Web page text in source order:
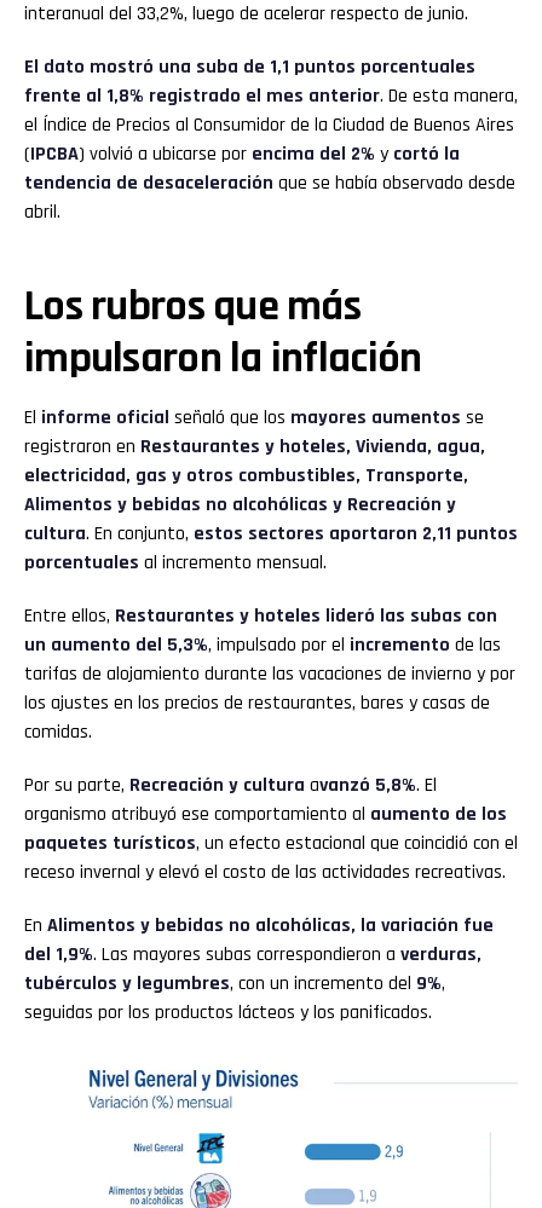
interanual del 33,2%, luego de acelerar respecto de junio.
El dato mostró una suba de 1,1 puntos porcentuales
frente al 1,8% registrado el mes anterior. De esta manera,
el Índice de Precios al Consumidor de la Ciudad de Buenos Aires
(IPCBA) volvió a ubicarse por encima del 2% y cortó la
tendencia de desaceleración que se había observado desde
abril.
Los rubros que más
impulsaron la inflación
El informe oficial señaló que los mayores aumentos se
registraron en Restaurantes y hoteles, Vivienda, agua,
electricidad, gas y otros combustibles, Transporte,
Alimentos y bebidas no alcohólicas y Recreación y
cultura. En conjunto, estos sectores aportaron 2,11 puntos
porcentuales al incremento mensual.
Entre ellos, Restaurantes y hoteles lideró las subas con
un aumento del 5,3%, impulsado por el incremento de las
tarifas de alojamiento durante las vacaciones de invierno y por
los ajustes en los precios de restaurantes, bares y casas de
comidas.
Por su parte, Recreación y cultura avanzó 5,8%. El
organismo atribuyó ese comportamiento al aumento de los
paquetes turísticos, un efecto estacional que coincidió con el
receso invernal y elevó el costo de las actividades recreativas.
En Alimentos y bebidas no alcohólicas, la variación fue
del 1,9%. Las mayores subas correspondieron a verduras,
tubérculos y legumbres, con un incremento del 9%,
seguidas por los productos lácteos y los panificados.